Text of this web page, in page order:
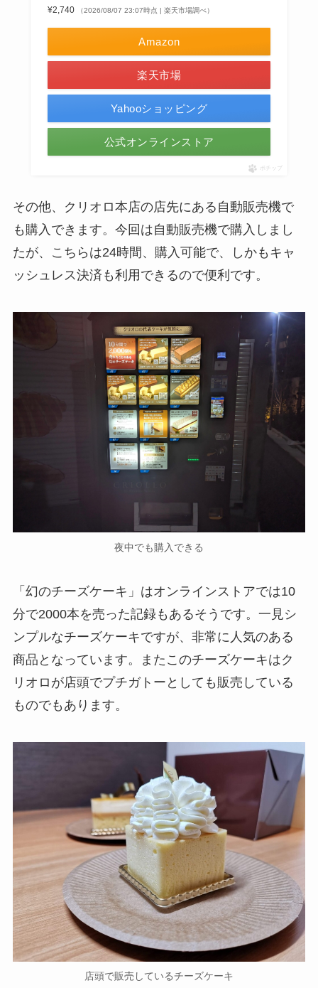
¥2,740
（2026/08/07 23:07時点 | 楽天市場調べ）
Amazon
楽天市場
Yahooショッピング
公式オンラインストア
ポチップ
その他、クリオロ本店の店先にある自動販売機で
も購入できます。今回は自動販売機で購入しまし
たが、こちらは24時間、購入可能で、しかもキャ
ッシュレス決済も利用できるので便利です。
夜中でも購入できる
「幻のチーズケーキ」はオンラインストアでは10
分で2000本を売った記録もあるそうです。一見シ
ンプルなチーズケーキですが、非常に人気のある
商品となっています。またこのチーズケーキはク
リオロが店頭でプチガトーとしても販売している
ものでもあります。
店頭で販売しているチーズケーキ